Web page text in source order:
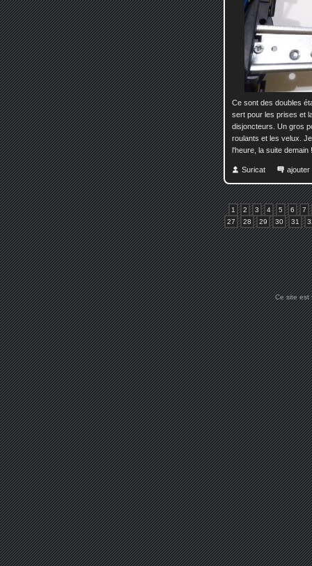
Ce sont des doubles
sert pour les prises et
disjoncteurs. Un gros
roulants et les velux.
l'heure, la suite demain !
Suricat ajouter
1 2 3 4 5 6
7
27
28 29 30 31
Ce site est